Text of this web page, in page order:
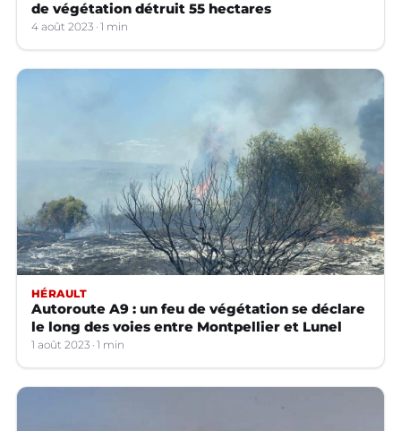
de végétation détruit 55 hectares
4 août 2023 1 min
HÉRAULT
Autoroute A9 : un feu de végétation se déclare
le long des voies entre Montpellier et Lunel
1 août 2023 1 min